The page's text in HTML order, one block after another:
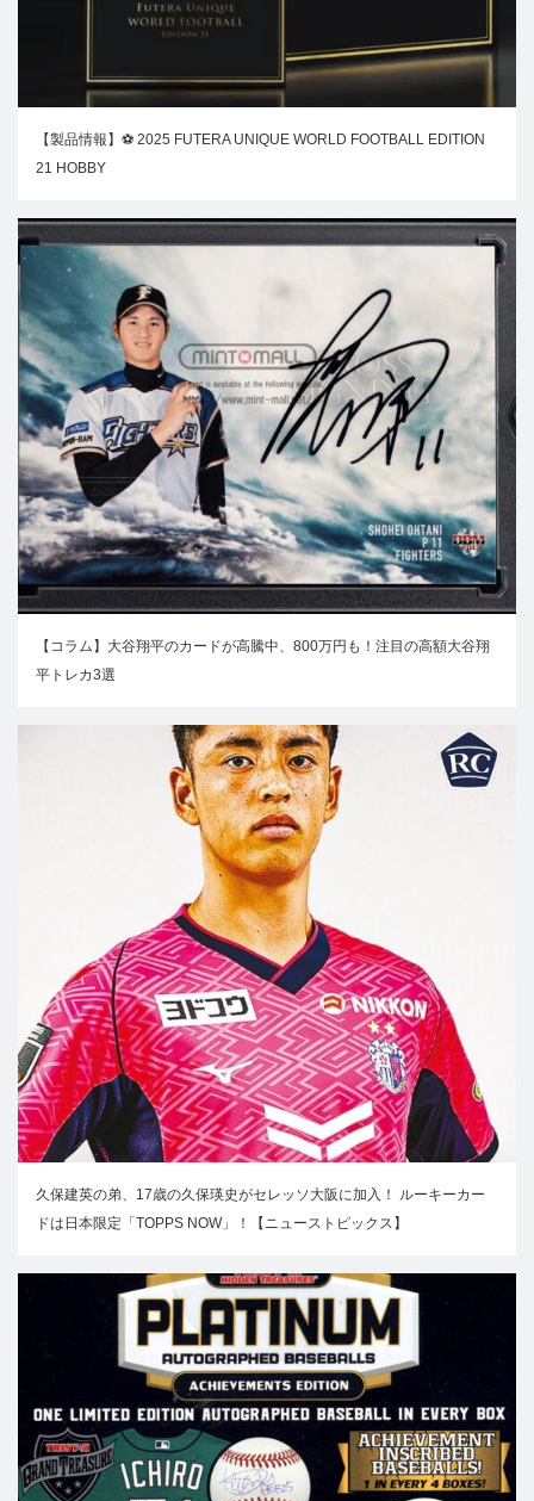
【製品情報】⚽ 2025 FUTERA UNIQUE WORLD FOOTBALL EDITION
21 HOBBY
【コラム】大谷翔平のカードが高騰中、800万円も！注目の高額大谷翔
平トレカ3選
久保建英の弟、17歳の久保瑛史がセレッソ大阪に加入！ ルーキーカー
ドは日本限定「TOPPS NOW」！【ニューストピックス】